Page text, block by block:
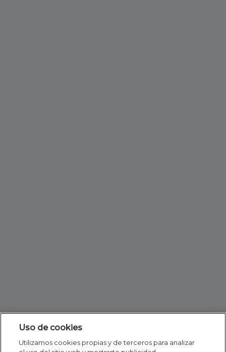
Uso de cookies
Utilizamos cookies propias y de terceros para analizar